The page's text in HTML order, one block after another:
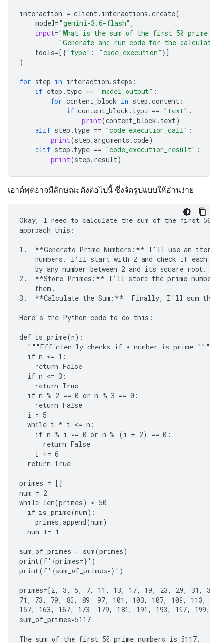
interaction = client. interactions .create(
model="gemini-3.6-flash" ,
input="What is the sum of the first 50 prime
"Generate and run code for the
tools=[{"type" : "code_execution" }]
)
for step in interaction . steps :
if step . type == "model_output" :
for content_block in step .content :
if content_block . type == "text" :
print(content_block . text)
elif step . type == "code_execution_call" :
print(step .arguments .code)
elif step . type == "code_execution_result" :
print(step . result)
เอาต์พุตอาจมีลักษณะดังต่อไปนี้ ซึ่งจัดรูปแบบให้อ่านง่าย
Okay, I need to calculate the sum of the first 50
approach this:
1.  **Generate Prime Numbers:** I'll use an
numbers. I'll start with 2 and check if each
by any number between 2 and its square root.
2.  **Store Primes:** I'll store the prime
    them.
3.  **Calculate the Sum:**  Finally, I'll sum the
Here's the Python code to do this:
def is_prime(n):
  """Efficiently checks if a number is prime."""
  if n <= 1:
    return False
  if n <= 3:
    return True
  if n % 2 == 0 or n % 3 == 0:
    return False
  i = 5
  while i * i <= n:
    if n % i == 0 or n % (i + 2) == 0:
      return False
    i += 6
  return True
primes = []
num = 2
while len(primes) < 50:
  if is_prime(num):
    primes.append(num)
  num += 1
sum_of_primes = sum(primes)
print(f'{primes=}')
print(f'{sum_of_primes=}')
primes=[2, 3, 5, 7, 11, 13, 17, 19, 23, 29, 31,
71, 73, 79, 83, 89, 97, 101, 103, 107, 109, 113,
157, 163, 167, 173, 179, 181, 191, 193, 197, 199,
sum_of_primes=5117